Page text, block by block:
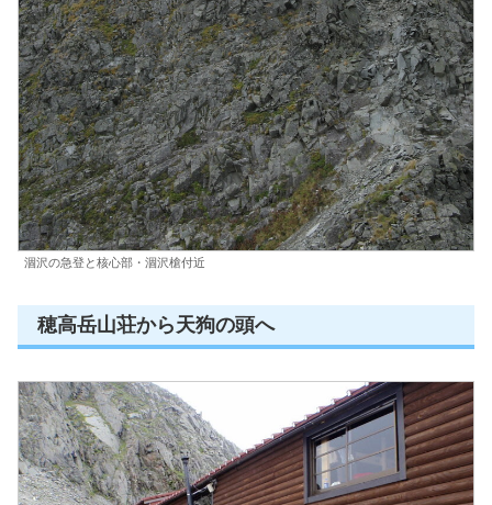
涸沢の急登と核心部・涸沢槍付近
穂高岳山荘から天狗の頭へ